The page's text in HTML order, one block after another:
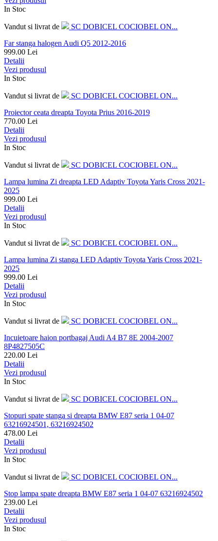
In Stoc
Vandut si livrat de
SC DOBICEL COCIOBEL ON...
Far stanga halogen Audi Q5 2012-2016
999.00 Lei
Detalii
Vezi produsul
In Stoc
Vandut si livrat de
SC DOBICEL COCIOBEL ON...
Proiector ceata dreapta Toyota Prius 2016-2019
770.00 Lei
Detalii
Vezi produsul
In Stoc
Vandut si livrat de
SC DOBICEL COCIOBEL ON...
Lampa lumina Zi dreapta LED Adaptiv Toyota Yaris Cross 2021-
2025
999.00 Lei
Detalii
Vezi produsul
In Stoc
Vandut si livrat de
SC DOBICEL COCIOBEL ON...
Lampa lumina Zi stanga LED Adaptiv Toyota Yaris Cross 2021-
2025
999.00 Lei
Detalii
Vezi produsul
In Stoc
Vandut si livrat de
SC DOBICEL COCIOBEL ON...
Incuietoare haion portbagaj Audi A4 B7 8E 2004-2007
8P4827505C
220.00 Lei
Detalii
Vezi produsul
In Stoc
Vandut si livrat de
SC DOBICEL COCIOBEL ON...
Stopuri spate stanga si dreapta BMW E87 seria 1 04-07
63216924501, 63216924502
478.00 Lei
Detalii
Vezi produsul
In Stoc
Vandut si livrat de
SC DOBICEL COCIOBEL ON...
Stop lampa spate dreapta BMW E87 seria 1 04-07 63216924502
239.00 Lei
Detalii
Vezi produsul
In Stoc